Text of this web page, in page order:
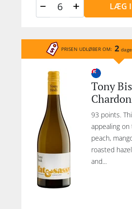
LÆG I
PRISEN UDLØBER OM: 2 dage
Tony
93 points.
appealing
peach,
roasted
and...